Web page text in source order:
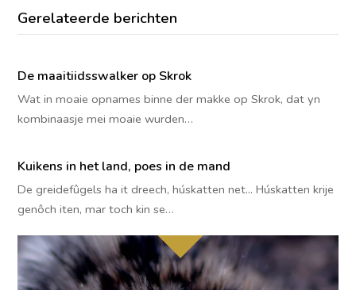
Gerelateerde berichten
De maaitiidsswalker op Skrok
Wat in moaie opnames binne der makke op Skrok, dat yn
kombinaasje mei moaie wurden…
Kuikens in het land, poes in de mand
De greidefûgels ha it dreech, húskatten net... Húskatten krije
genôch iten, mar toch kin se…